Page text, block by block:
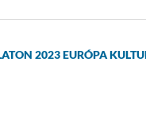
2023 EURÓPA